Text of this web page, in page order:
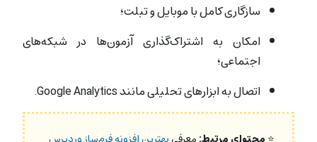
سازگاری کامل با موبایل و تبلت؛
امکان به اشتراک‌گذاری آزمون‌ها در شبکه‌های
اجتماعی؛
اتصال به ابزارهای تحلیلی مانند Google Analytics.